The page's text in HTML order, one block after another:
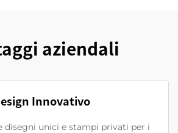
aziendali
Innovativo
disegni unici e stampi privati per i